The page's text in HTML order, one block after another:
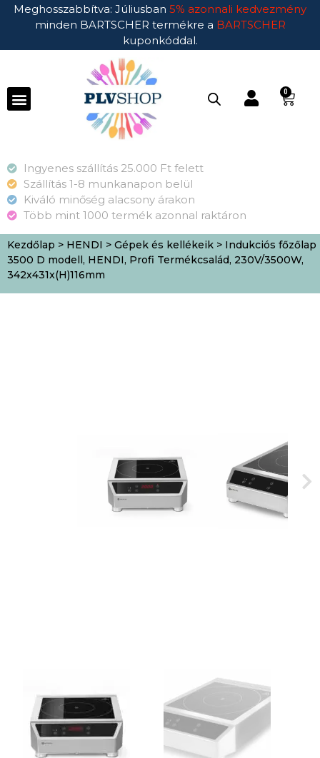
Meghosszabbítva: Júliusban 5% azonnali kedvezmény
minden BARTSCHER termékre a BARTSCHER
kuponkóddal.
0
Ingyenes szállítás 25.000 Ft felett
Szállítás 1-8 munkanapon belül
Kiváló minőség alacsony árakon
Több mint 1000 termék azonnal raktáron
Kezdőlap > HENDI > Gépek és kellékeik > Indukciós főzőlap
3500 D modell, HENDI, Profi Termékcsalád, 230V/3500W,
342x431x(H)116mm